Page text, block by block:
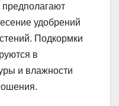
удобрений
Подкормки
в
и влажности